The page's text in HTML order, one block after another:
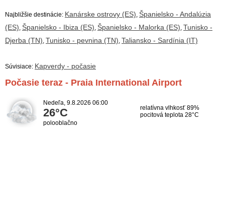
Najbližšie destinácie: Kanárske ostrovy (ES), Španielsko - Andalúzia
(ES), Španielsko - Ibiza (ES), Španielsko - Malorka (ES), Tunisko -
Djerba (TN), Tunisko - pevnina (TN), Taliansko - Sardínia (IT)
Súvisiace: Kapverdy - počasie
Počasie teraz - Praia International Airport
Nedeľa, 9.8.2026 06:00
26°C
polooblačno
relatívna vlhkosť 89%
pocitová teplota 28°C